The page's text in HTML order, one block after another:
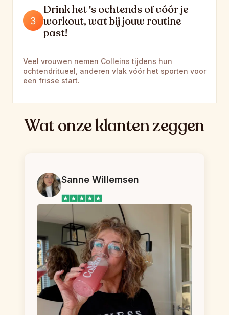
Drink het 's ochtends of vóór je
workout, wat bij jouw routine
past!
Veel vrouwen nemen Colleins tijdens hun
ochtendritueel, anderen vlak vóór het sporten voor
een frisse start.
Wat onze klanten zeggen
Sanne Willemsen